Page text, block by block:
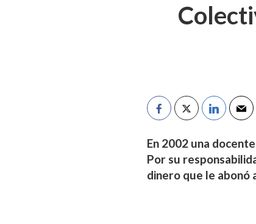
En 2002 una
Por su
dinero que le abonó